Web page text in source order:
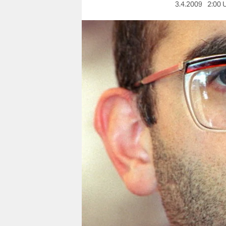
nord
wahrheit
verlag
verlag
veranstaltungen
shop
fragen & hilfe
unterstützen
abo
3.4.2009 2:00